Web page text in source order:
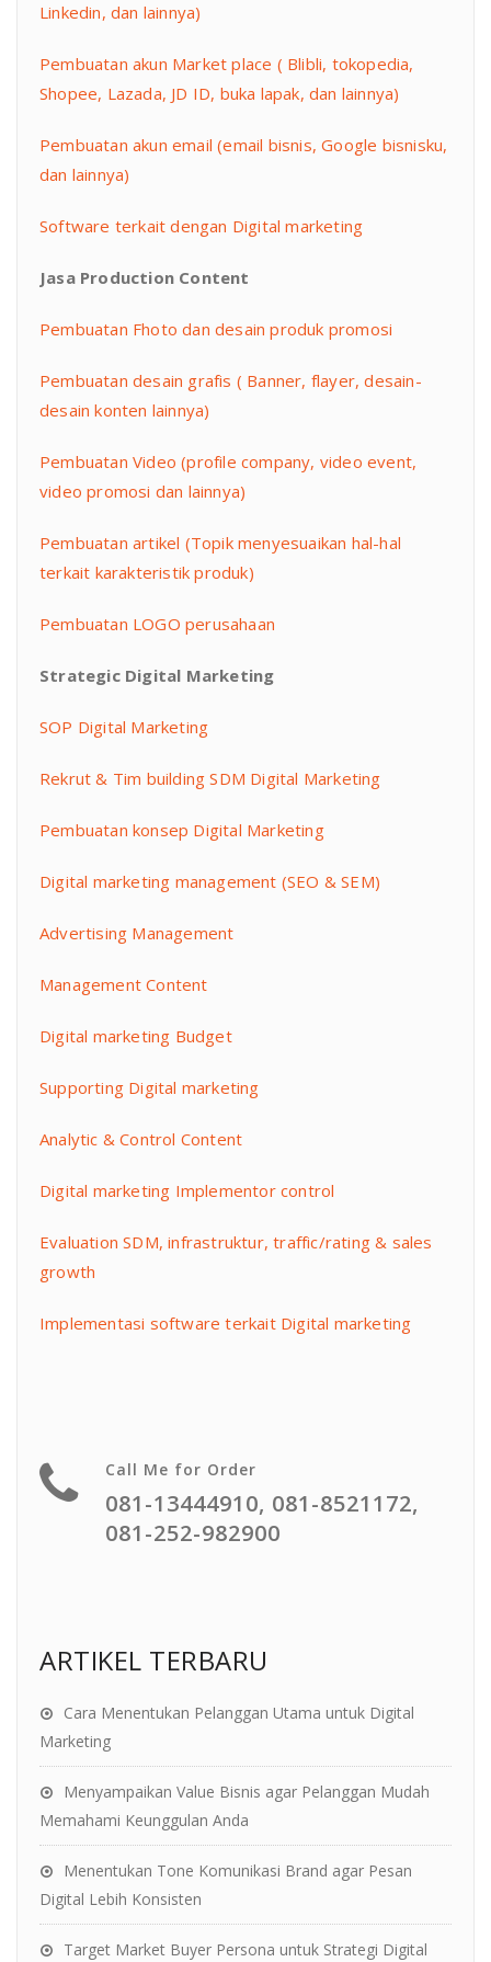
Linkedin, dan lainnya)
Pembuatan akun Market place ( Blibli, tokopedia,
Shopee, Lazada, JD ID, buka lapak, dan lainnya)
Pembuatan akun email (email bisnis, Google bisnisku,
dan lainnya)
Software terkait dengan Digital marketing
Jasa Production Content
Pembuatan Fhoto dan desain produk promosi
Pembuatan desain grafis ( Banner, flayer, desain-
desain konten lainnya)
Pembuatan Video (profile company, video event,
video promosi dan lainnya)
Pembuatan artikel (Topik menyesuaikan hal-hal
terkait karakteristik produk)
Pembuatan LOGO perusahaan
Strategic Digital Marketing
SOP Digital Marketing
Rekrut & Tim building SDM Digital Marketing
Pembuatan konsep Digital Marketing
Digital marketing management (SEO & SEM)
Advertising Management
Management Content
Digital marketing Budget
Supporting Digital marketing
Analytic & Control Content
Digital marketing Implementor control
Evaluation SDM, infrastruktur, traffic/rating & sales
growth
Implementasi software terkait Digital marketing
Call Me for Order
081-13444910, 081-8521172,
081-252-982900
ARTIKEL TERBARU
Cara Menentukan Pelanggan Utama untuk Digital
Marketing
Menyampaikan Value Bisnis agar Pelanggan Mudah
Memahami Keunggulan Anda
Menentukan Tone Komunikasi Brand agar Pesan
Digital Lebih Konsisten
Target Market Buyer Persona untuk Strategi Digital